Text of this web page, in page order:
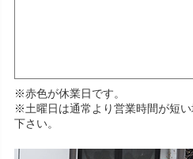
※赤色が休業日です。
※土曜日は通常より営業時間が短
下さい。